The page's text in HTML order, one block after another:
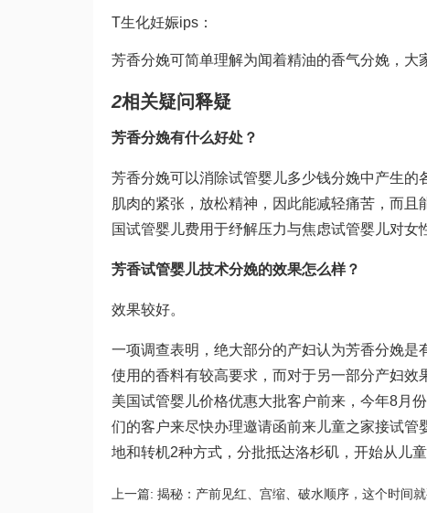
T生化妊娠ips：
芳香分娩可简单理解为闻着精油的香气分娩，大
2相关疑问释疑
芳香分娩有什么好处？
芳香分娩可以消除试管婴儿多少钱分娩中产生的
肌肉的紧张，放松精神，因此能减轻痛苦，而且
国试管婴儿费用于纾解压力与焦虑试管婴儿对女
芳香试管婴儿技术分娩的效果怎么样？
效果较好。
一项调查表明，绝大部分的产妇认为芳香分娩
使用的香料有较高要求，而对于另一部分产妇效
美国试管婴儿价格优惠大批客户前来，今年8月
们的客户来尽快办理邀请函前来儿童之家接试管
地和转机2种方式，分批抵达洛杉矶，开始从儿童
上一篇: 揭秘：产前见红、宫缩、破水顺序，这个时间就